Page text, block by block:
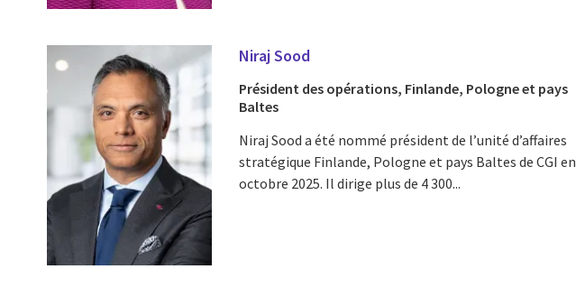
Niraj Sood
Président des opérations, Finlande, Pologne et pays
Baltes
Niraj Sood a été nommé président de l’unité d’affaires
stratégique Finlande, Pologne et pays Baltes de CGI en
octobre 2025. Il dirige plus de 4 300...